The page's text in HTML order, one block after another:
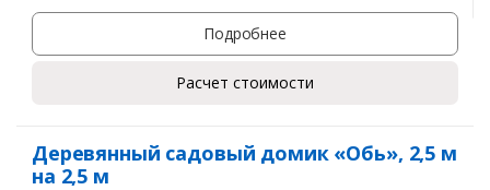
Подробнее
Расчет стоимости
Деревянный садовый домик «Обь», 2,5 м
на 2,5 м